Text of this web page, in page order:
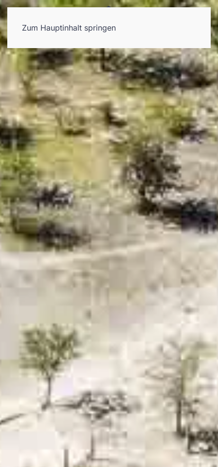
Zum Hauptinhalt springen